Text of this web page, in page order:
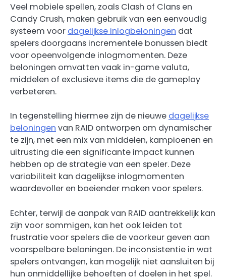
Veel mobiele spellen, zoals Clash of Clans en
Candy Crush, maken gebruik van een eenvoudig
systeem voor dagelijkse inlogbeloningen dat
spelers doorgaans incrementele bonussen biedt
voor opeenvolgende inlogmomenten. Deze
beloningen omvatten vaak in-game valuta,
middelen of exclusieve items die de gameplay
verbeteren.
In tegenstelling hiermee zijn de nieuwe dagelijkse
beloningen van RAID ontworpen om dynamischer
te zijn, met een mix van middelen, kampioenen en
uitrusting die een significante impact kunnen
hebben op de strategie van een speler. Deze
variabiliteit kan dagelijkse inlogmomenten
waardevoller en boeiender maken voor spelers.
Echter, terwijl de aanpak van RAID aantrekkelijk kan
zijn voor sommigen, kan het ook leiden tot
frustratie voor spelers die de voorkeur geven aan
voorspelbare beloningen. De inconsistentie in wat
spelers ontvangen, kan mogelijk niet aansluiten bij
hun onmiddellijke behoeften of doelen in het spel.